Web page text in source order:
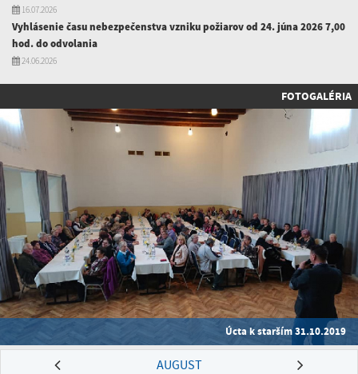
16.07.2026
Vyhlásenie času nebezpečenstva vzniku požiarov od 24. júna 2026 7,00
hod. do odvolania
24.06.2026
FOTOGALÉRIA
Úcta k starším 31.10.2019
AUGUST